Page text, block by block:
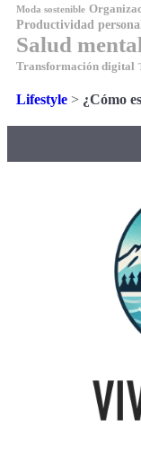
Moda sostenible
Productividad
Salud
Transformación digital
Lifestyle > ¿Cómo